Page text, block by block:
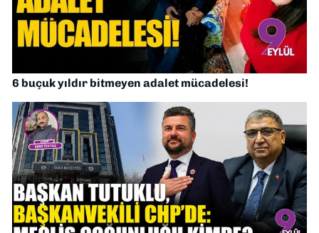
6 buçuk yıldır bitmeyen adalet mücadelesi!